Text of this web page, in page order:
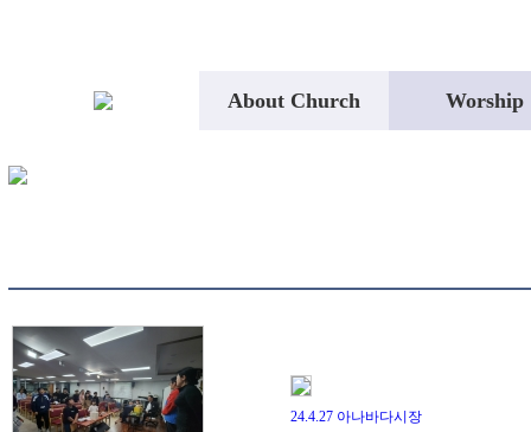
About Church Worship
24.4.27 아나바다시장